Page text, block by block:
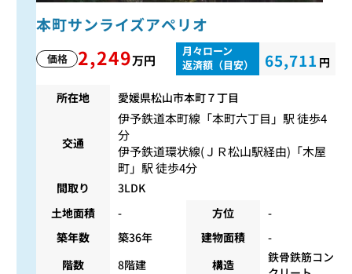
本町サンライズアペリオ
価格 2,249万円
月々ローン
返済額（目安）
65,711 円
所在地 愛媛県松山市本町７丁目
交通
伊予鉄道本町線 「本町六丁目 」駅 徒歩4
分
伊予鉄道環状線(ＪＲ松山駅経由) 「木屋
町」駅 徒歩4分
間取り
3LDK
土地面積
- 方位
-
築年数
築36年 建物面積
-
階数
8階建 構造
鉄骨鉄筋コン